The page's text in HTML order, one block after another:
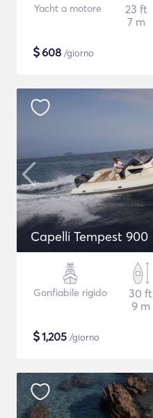
Yacht a motore
23 ft
7 m
$608 /giorno
Capelli Tempest 900
Gonfiabile rigido
30 ft
9 m
$1,205 /giorno